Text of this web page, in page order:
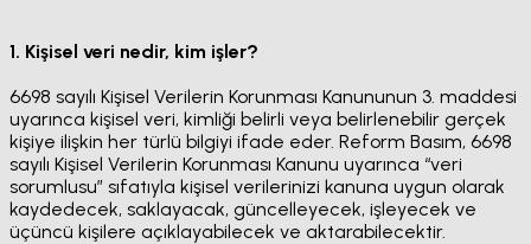
1. Kişisel veri nedir, kim işler?
6698 sayılı Kişisel Verilerin Korunması Kanununun 3. maddesi
uyarınca kişisel veri, kimliği belirli veya belirlenebilir gerçek
kişiye ilişkin her türlü bilgiyi ifade eder. Reform Basım, 6698
sayılı Kişisel Verilerin Korunması Kanunu uyarınca “veri
sorumlusu” sıfatıyla kişisel verilerinizi kanuna uygun olarak
kaydedecek, saklayacak, güncelleyecek, işleyecek ve
üçüncü kişilere açıklayabilecek ve aktarabilecektir.